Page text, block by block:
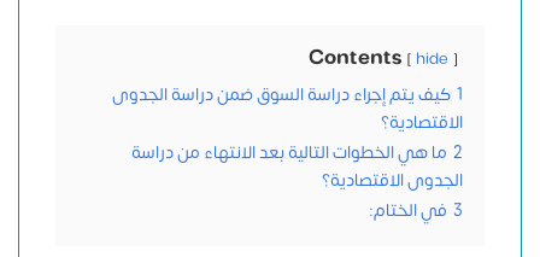
Contents hide
1 كيف يتم إجراء دراسة السوق ضمن دراسة الجدوى
الاقتصادية؟
2 ما هي الخطوات التالية بعد الانتهاء من دراسة
الجدوى الاقتصادية؟
3 في الختام: